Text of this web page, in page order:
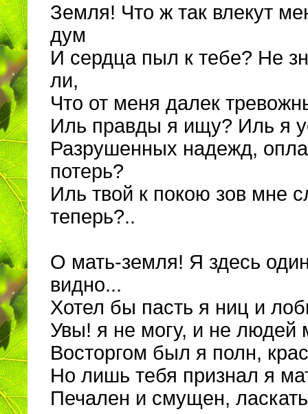
Земля! Что ж так влекут
дум
И сердца пыл к тебе? Не
ли,
Что от меня далек
Иль правды я ищу? Иль я
Разрушенных надежд,
потерь?
Иль твой к покою зов мне
теперь?..
О мать-земля! Я здесь
видно...
Хотел бы пасть я ниц и
Увы! я не могу, и не людей
Восторгом был я полн,
Но лишь тебя признал я
Печален и смущен,